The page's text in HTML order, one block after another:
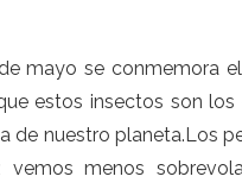
mayo se conmemora
estos insectos son
de nuestro planeta.Los
vemos menos